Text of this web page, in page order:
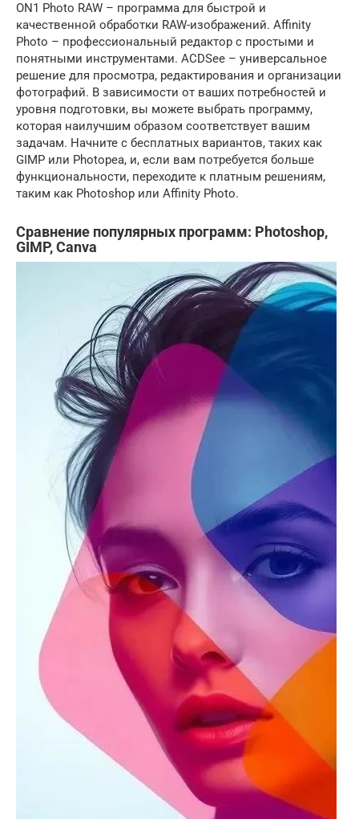
ON1 Photo RAW – программа для быстрой и
качественной обработки RAW-изображений. Affinity
Photo – профессиональный редактор с простыми и
понятными инструментами. ACDSee – универсальное
решение для просмотра, редактирования и организации
фотографий. В зависимости от ваших потребностей и
уровня подготовки, вы можете выбрать программу,
которая наилучшим образом соответствует вашим
задачам. Начните с бесплатных вариантов, таких как
GIMP или Photopea, и, если вам потребуется больше
функциональности, переходите к платным решениям,
таким как Photoshop или Affinity Photo.
Сравнение популярных программ: Photoshop,
GIMP, Canva